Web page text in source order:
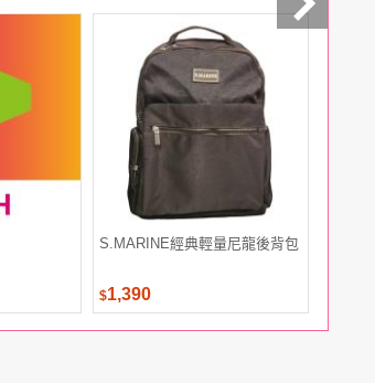
S.MARINE經典輕量尼龍後背包
$1,390